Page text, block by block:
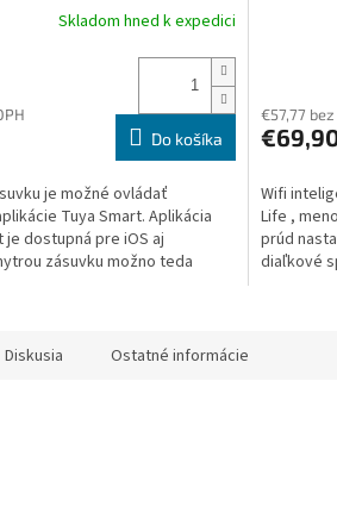
Skladom hned k expedici
Do košíka
je možné ovládať
Tuya Smart. Aplikácia
je dostupná pre iOS aj
zásuvku možno teda
€57,77 bez
Wifi
Life ,
prúd
diaľkové
Diskusia Ostatné informácie